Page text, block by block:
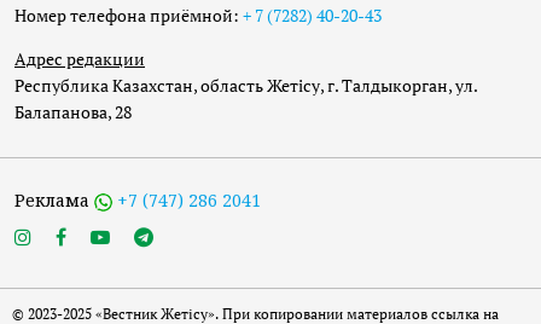
Номер телефона приёмной: + 7 (7282) 40-20-43
Адрес редакции
Республика Казахстан, область Жетісу, г. Талдыкорган, ул.
Балапанова, 28
Реклама +7 (747) 286 2041
© 2023-2025 «Вестник Жетісу». При копировании материалов ссылка на